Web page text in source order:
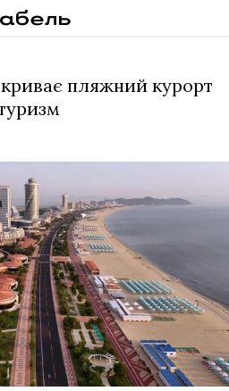
пляжний курорт